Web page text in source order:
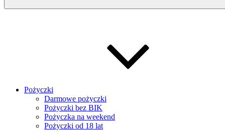
Pożyczki
Darmowe pożyczki
Pożyczki bez BIK
Pożyczka na weekend
Pożyczki od 18 lat